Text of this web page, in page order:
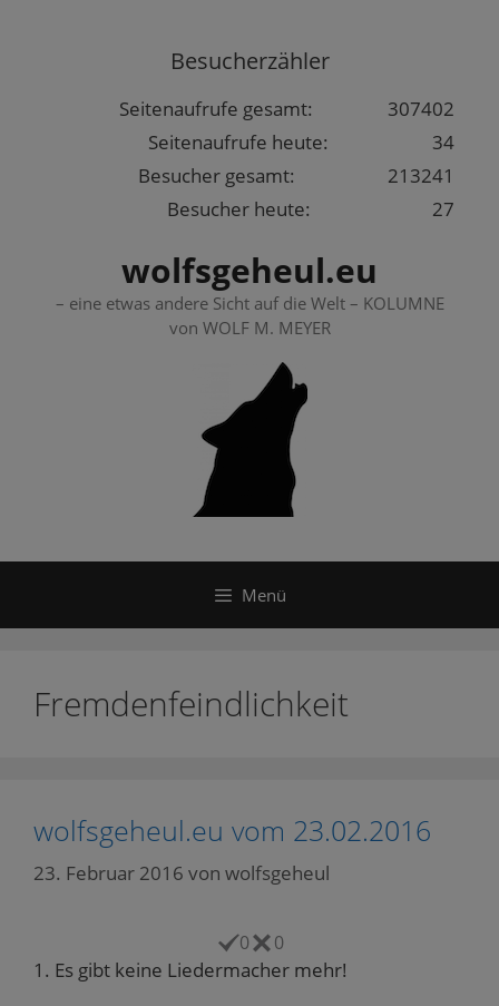
Besucherzähler
307402
Seitenaufrufe gesamt:
34
Seitenaufrufe heute:
213241
Besucher gesamt:
27
Besucher heute:
wolfsgeheul.eu
– eine etwas andere Sicht auf die Welt – KOLUMNE
von WOLF M. MEYER
Menü
Fremdenfeindlichkeit
wolfsgeheul.eu vom 23.02.2016
23. Februar 2016 von wolfsgeheul
0 0
1. Es gibt keine Liedermacher mehr!